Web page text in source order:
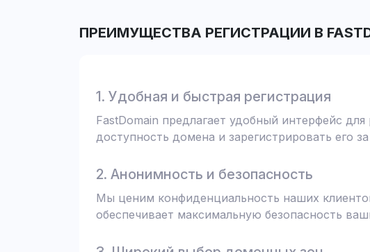
ПРЕИМУЩЕСТВА РЕГИСТРАЦИИ В
1. Удобная и быстрая регистрация
FastDomain предлагает удобный интерфейс
доступность домена и зарегистрировать его
2. Анонимность и безопасность
Мы ценим конфиденциальность наших
обеспечивает максимальную безопасность